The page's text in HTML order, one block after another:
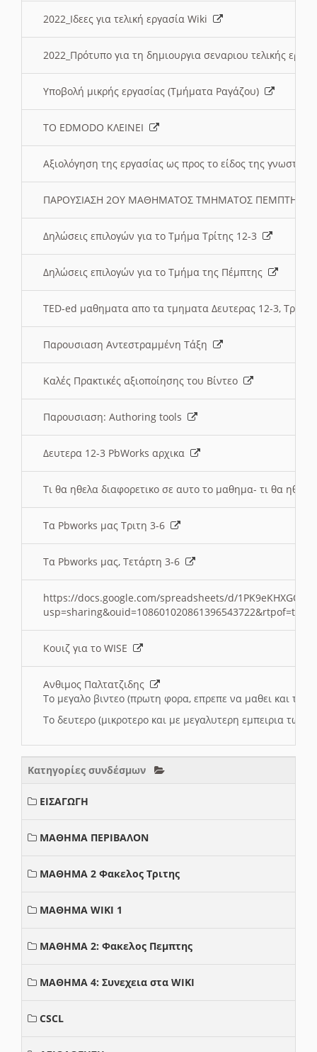
2022_Ιδεες για τελική εργασία Wiki
2022_Πρότυπο για τη δημιουργια σεναριου τελικής
Υποβολή μικρής εργασίας (Τμήματα Ραγάζου)
ΤΟ EDMODO ΚΛΕΙΝΕΙ
Αξιολόγηση της εργασίας ως προς το είδος της
ΠΑΡΟΥΣΙΑΣΗ 2ΟΥ ΜΑΘΗΜΑΤΟΣ ΤΜΗΜΑΤΟΣ
Δηλώσεις επιλογών για το Τμήμα Τρίτης 12-3
Δηλώσεις επιλογών για το Τμήμα της Πέμπτης
TED-ed μαθηματα απο τα τμηματα Δευτερας 12-3,
Παρουσιαση Αντεστραμμένη Τάξη
Καλές Πρακτικές αξιοποίησης του Βίντεο
Παρουσιαση: Authoring tools
Δευτερα 12-3 PbWorks αρχικα
Τι θα ηθελα διαφορετικο σε αυτο το μαθημα- τι θα
Τα Pbworks μας Τριτη 3-6
Τα Pbworks μας, Τετάρτη 3-6
https://docs.google.com/spreadsheets/d/
Κουιζ για το WISE
Ανθιμος Παλτατζιδης
Το μεγαλο βιντεο (πρωτη φορα, επρεπε να μαθει και το
Το δευτερο (μικροτερο και με μεγαλυτερη εμπειρια
Κατηγορίες συνδέσμων
ΕΙΣΑΓΩΓΗ
ΜΑΘΗΜΑ ΠΕΡΙΒΑΛΟΝ
ΜΑΘΗΜΑ 2 Φακελος Τριτης
ΜΑΘΗΜΑ WIKI 1
ΜΑΘΗΜΑ 2: Φακελος Πεμπτης
ΜΑΘΗΜΑ 4: Συνεχεια στα WIKI
CSCL